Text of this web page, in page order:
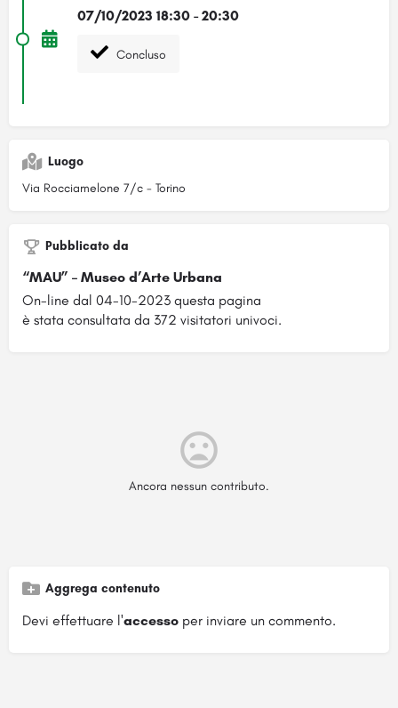
07/10/2023 18:30 - 20:30
Concluso
Luogo
Via Rocciamelone 7/c - Torino
Pubblicato da
“MAU” – Museo d’Arte Urbana
On-line dal 04-10-2023 questa pagina
è stata consultata da 372 visitatori univoci.
Ancora nessun contributo.
Aggrega contenuto
Devi effettuare l'accesso per inviare un commento.